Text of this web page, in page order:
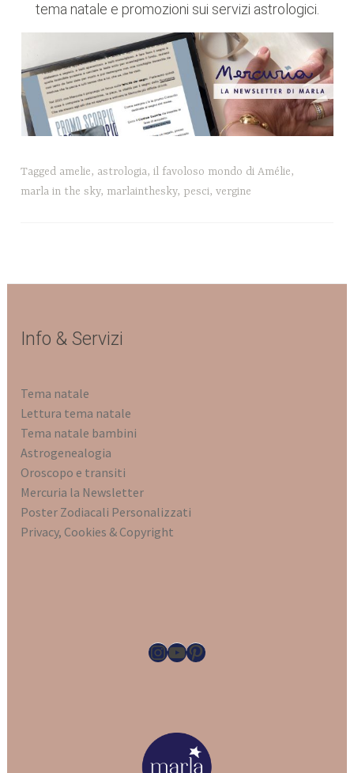
tema natale e promozioni sui servizi astrologici.
Tagged amelie, astrologia,il favoloso mondo di Amélie,
marla in the sky, marlainthesky, pesci,vergine
Info & Servizi
Tema natale
Lettura tema natale
Tema natale bambini
Astrogenealogia
Oroscopo e transiti
Mercuria la Newsletter
Poster Zodiacali Personalizzati
Privacy, Cookies & Copyright
Instagram
YouTube
Pinterest